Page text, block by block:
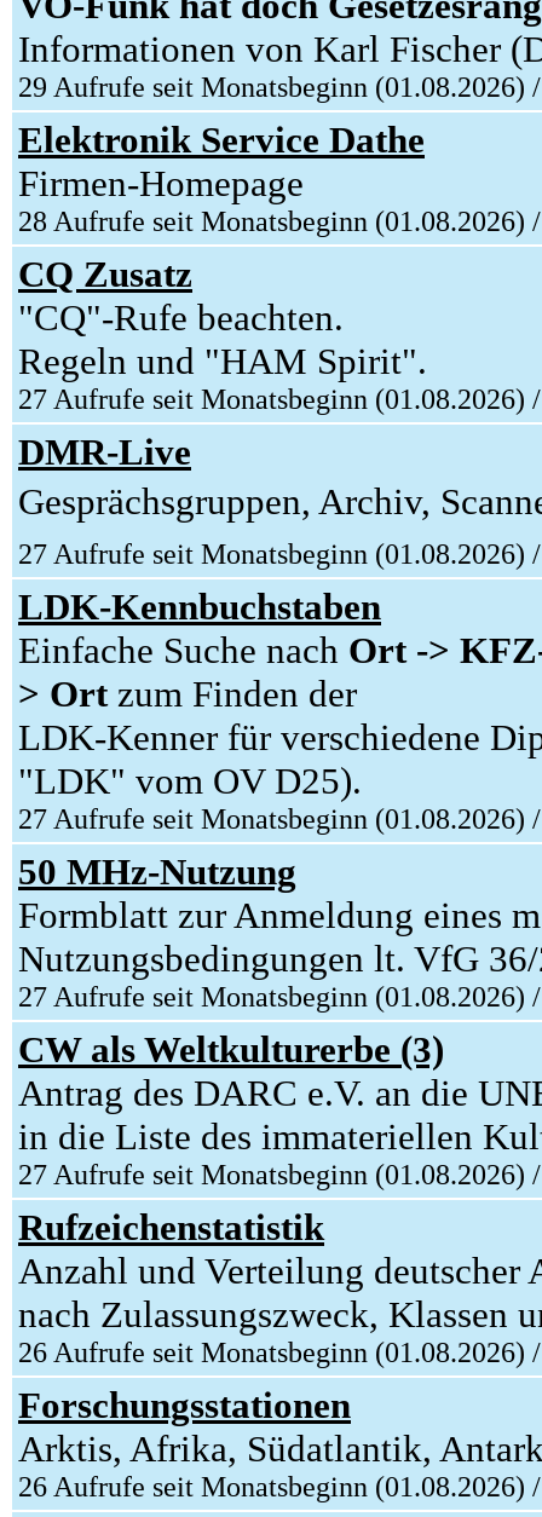
Informationen von Karl Fischer
29 Aufrufe seit Monatsbeginn
Elektronik Service Dathe
Firmen-Homepage
28 Aufrufe seit Monatsbeginn
CQ Zusatz
"CQ"-Rufe beachten.
Regeln und "HAM Spirit".
27 Aufrufe seit Monatsbeginn
DMR-Live
Gesprächsgruppen, Archiv,
27 Aufrufe seit Monatsbeginn
LDK-Kennbuchstaben
Einfache Suche nach Ort ->
> Ortzum Finden der
LDK-Kenner für verschiedene
"LDK" vom OV D25).
27 Aufrufe seit Monatsbeginn
50 MHz-Nutzung
Formblatt zur Anmeldung eines
Nutzungsbedingungen lt. VfG
27 Aufrufe seit Monatsbeginn
CW als Weltkulturerbe (3)
Antrag des DARC e.V. an die
in die Liste des immateriellen
27 Aufrufe seit Monatsbeginn
Rufzeichenstatistik
Anzahl und Verteilung deutscher
nach Zulassungszweck, Klassen
26 Aufrufe seit Monatsbeginn
Forschungsstationen
Arktis, Afrika, Südatlantik,
26 Aufrufe seit Monatsbeginn